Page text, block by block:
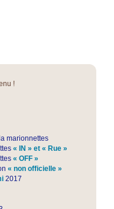
!
marionnettes
« IN » et « Rue »
« OFF »
« non officielle »
2017